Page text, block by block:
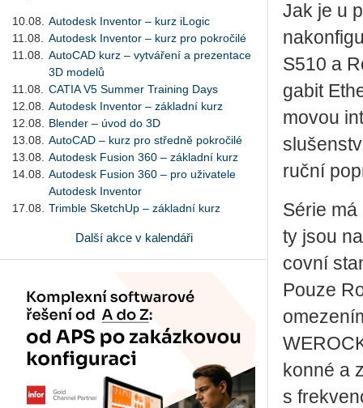
10.08.
Autodesk Inventor – kurz iLogic
11.08.
Autodesk Inventor – kurz pro pokročilé
11.08.
AutoCAD kurz – vytváření a prezentace
3D modelů
11.08.
CATIA V5 Summer Training Days
12.08.
Autodesk Inventor – základní kurz
12.08.
Blender – úvod do 3D
13.08.
AutoCAD – kurz pro středně pokročilé
13.08.
Autodesk Fusion 360 – základní kurz
14.08.
Autodesk Fusion 360 – pro uživatele
Autodesk Inventor
17.08.
Trimble SketchUp – základní kurz
Další akce v kalendáři
Jak je u
S510 a
ga­bit
mo­vou
ruční
Série
ty jsou
cov­ní
Pouze
kon­né a
s